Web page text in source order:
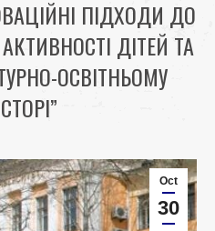
window
window
window
ПІДХОДИ ДО
ДІТЕЙ ТА
ОСВІТНЬОМУ
Oct
30